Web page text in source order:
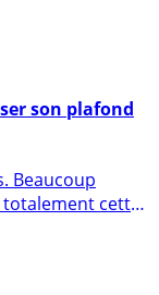
son plafond
Beaucoup
cette